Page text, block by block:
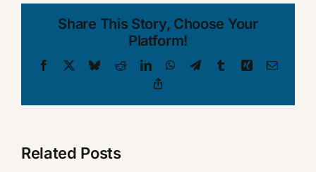
Share This Story, Choose Your
Platform!
Facebook BlueskyRedditLinkedInWhatsApp
TelegramTumblrXing Email
Related Posts